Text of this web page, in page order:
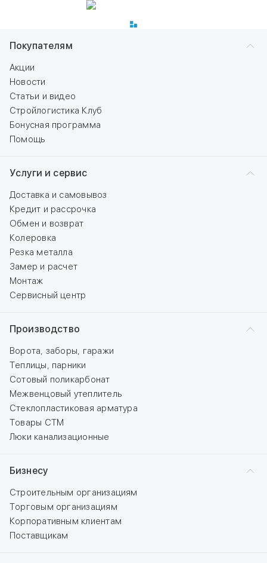
Покупателям
Акции
Новости
Статьи и видео
Стройлогистика Клуб
Бонусная программа
Помощь
Услуги и сервис
Доставка и самовывоз
Кредит и рассрочка
Обмен и возврат
Колеровка
Резка металла
Замер и расчет
Монтаж
Сервисный центр
Производство
Ворота, заборы, гаражи
Теплицы, парники
Сотовый поликарбонат
Межвенцовый утеплитель
Стеклопластиковая арматура
Товары СТМ
Люки канализационные
Бизнесу
Строительным организациям
Торговым организациям
Корпоративным клиентам
Поставщикам